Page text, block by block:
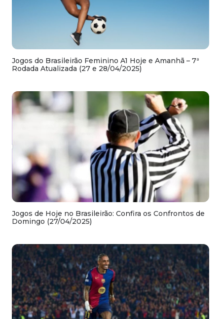
Jogos do Brasileirão Feminino A1 Hoje e Amanhã – 7ª
Rodada Atualizada (27 e 28/04/2025)
Jogos de Hoje no Brasileirão: Confira os Confrontos de
Domingo (27/04/2025)